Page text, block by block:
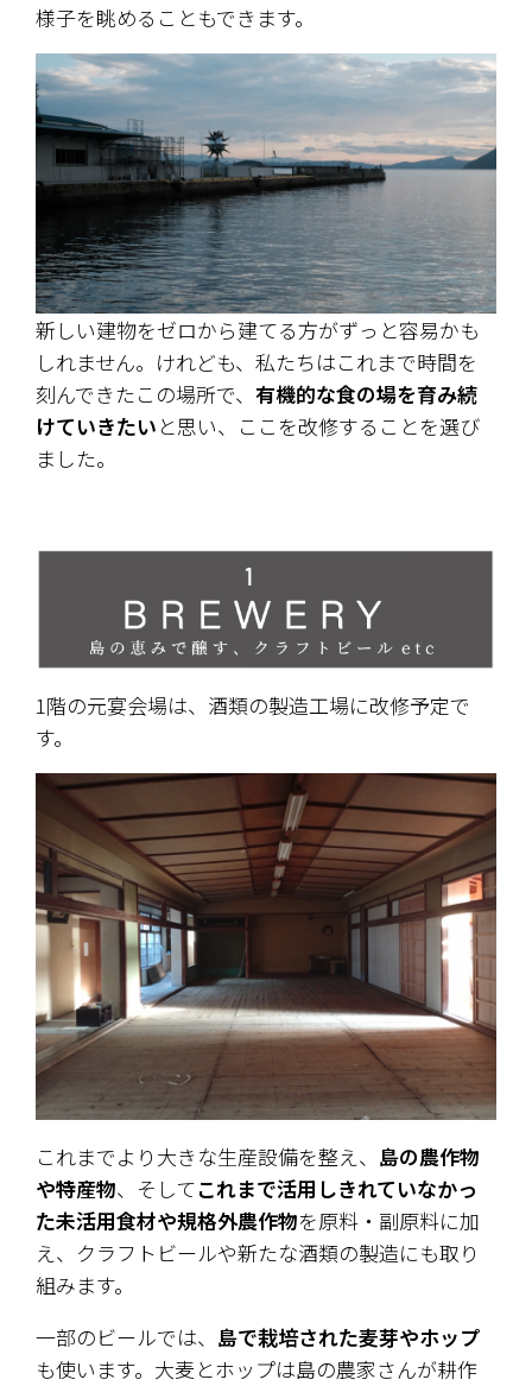
様子を眺めることもできます。
新しい建物をゼロから建てる方がずっと容易かも
しれません。けれども、私たちはこれまで時間を
刻んできたこの場所で、 有機的な食の場を育み続
けていきたい と思い、ここを改修することを選び
ました。
1階の元宴会場は、酒類の製造工場に改修予定で
す。
これまでより大きな生産設備を整え、 島の農作物
や特産物、そしてこれまで活用しきれていなかっ
た未活用食材や規格外農作物を原料・副原料に加
え、クラフトビールや新たな酒類の製造にも取り
組みます。
一部のビールでは、 島で栽培された麦芽やホップ
も使います。大麦とホップは島の農家さんが耕作